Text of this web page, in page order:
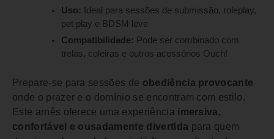
Uso:
Ideal para sessões de submissão, roleplay,
pet play e BDSM leve
Compatibilidade: Pode ser combinado com
trelas, coleiras e outros acessórios Ouch!
Prepare-se para sessões de obediência provocante
onde o prazer e o domínio se encontram com estilo.
Este arnês oferece uma experiência imersiva,
confortável e ousadamente divertida para quem